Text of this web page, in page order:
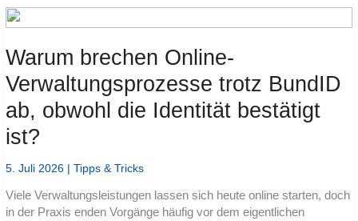
zwischen
und
verständlich
erklärt
Warum brechen Online-
Verwaltungsprozesse trotz BundID
ab, obwohl die Identität bestätigt
ist?
5. Juli 2026 |Tipps & Tricks
Viele Verwaltungsleistungen lassen sich heute online starten, doch
in der Praxis enden Vorgänge häufig vor dem eigentlichen